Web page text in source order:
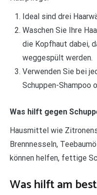
Ideal sind drei
Waschen Sie Ihre
die Kopfhaut dabei,
weggespült werden.
Verwenden Sie bei
Schuppen-Shampoo
Was hilft gegen
Hausmittel wie
Brennnesseln,
können helfen, fettige
Was hilft am